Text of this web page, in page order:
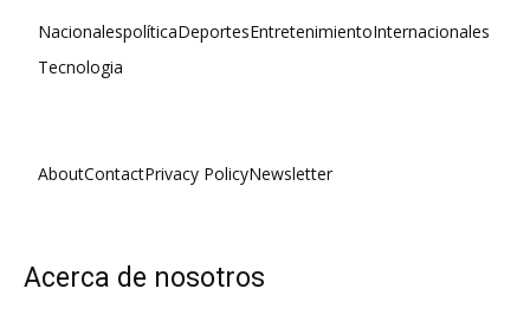
NacionalespolíticaDeportesEntretenimientoInternacionales
Tecnologia
AboutContactPrivacy PolicyNewsletter
Acerca de nosotros